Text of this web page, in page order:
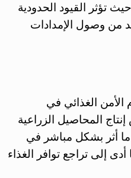
تؤثر القيود الحدودية
من وصول الإمدادات
الأمن الغذائي في
المحاصيل الزراعية
ما أثر بشكل مباشر في
إلى تراجع توافر الغذاء